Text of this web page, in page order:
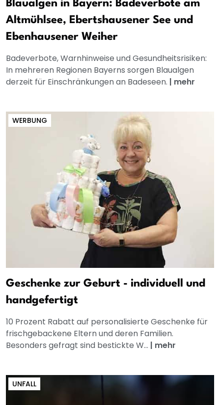
Blaualgen in Bayern: Badeverbote am
Altmühlsee, Ebertshausener See und
Ebenhausener Weiher
Badeverbote, Warnhinweise und Gesundheitsrisiken:
In mehreren Regionen Bayerns sorgen Blaualgen
derzeit für Einschränkungen an Badeseen. | mehr
WERBUNG
Geschenke zur Geburt - individuell und
handgefertigt
10 Prozent Rabatt auf personalisierte Geschenke für
frischgebackene Eltern und deren Familien.
Besonders gefragt sind bestickte W... | mehr
UNFALL